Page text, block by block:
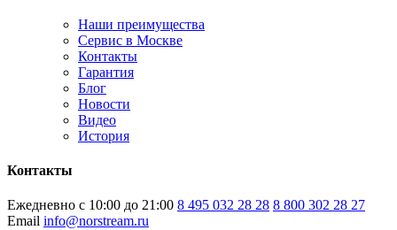
Наши преимущества
Сервис в Москве
Контакты
Гарантия
Блог
Новости
Видео
История
Контакты
Ежедневно с 10:00 до 21:00 8 495 032 28 28 8 800 302 28 27
Email info@norstream.ru